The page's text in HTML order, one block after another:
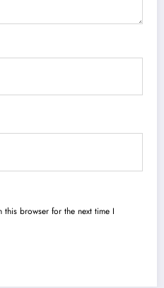
this browser for the next time I